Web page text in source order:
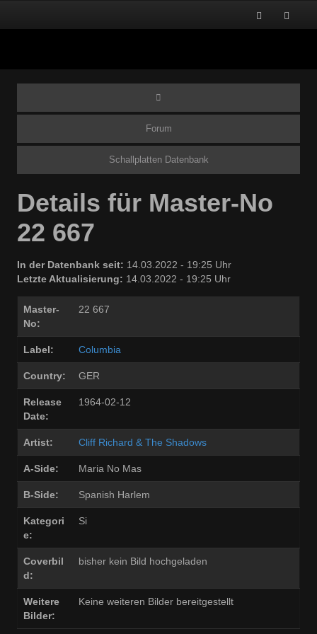
Forum
Schallplatten Datenbank
Details für Master-No
22 667
In der Datenbank seit: 14.03.2022 - 19:25 Uhr
Letzte Aktualisierung: 14.03.2022 - 19:25 Uhr
Master-
No:
22 667
Label: Columbia
Country: GER
Release
Date:
1964-02-12
Artist: Cliff Richard & The Shadows
A-Side: Maria No Mas
B-Side: Spanish Harlem
Kategori
e:
Si
Coverbil
d:
bisher kein Bild hochgeladen
Weitere
Bilder:
Keine weiteren Bilder bereitgestellt